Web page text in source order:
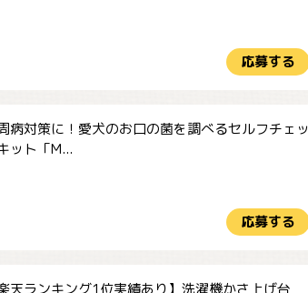
応募する
病対策に！愛犬のお口の菌を調べるセルフチェッ
ット「M...
応募する
楽天ランキング1位実績あり】洗濯機かさ上げ台